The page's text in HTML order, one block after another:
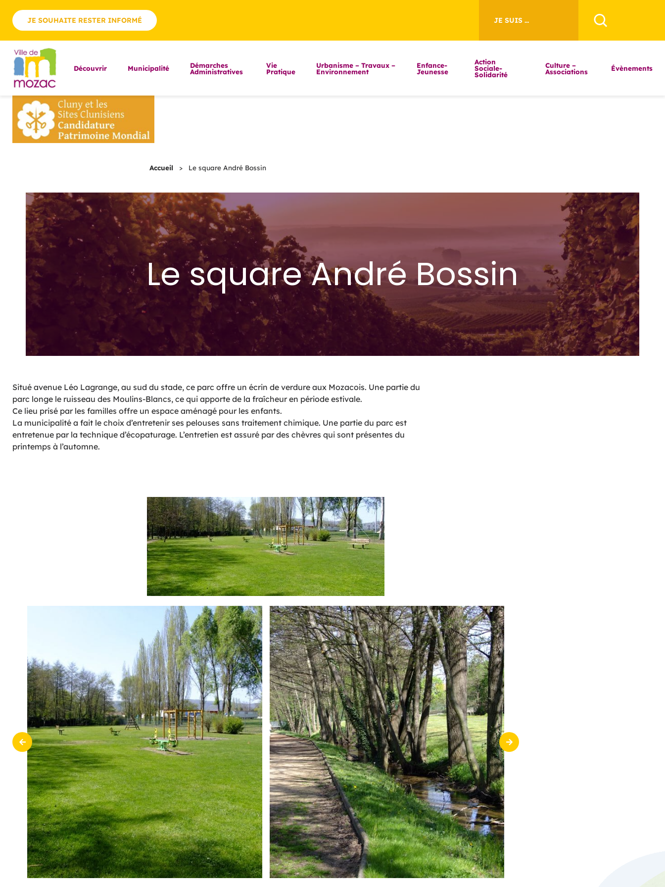
JE SOUHAITE RESTER INFORMÉ JE SUIS ...
Découvrir Municipalité Démarches
Administratives
Vie
Pratique
Urbanisme – Travaux –
Environnement
Enfance-
Jeunesse
Action
Sociale-
Solidarité
Culture –
Associations Évènements
Accueil > Le square André Bossin
Le square André Bossin
Situé avenue Léo Lagrange, au sud du stade, ce parc offre un écrin de verdure aux Mozacois. Une partie du
parc longe le ruisseau des Moulins-Blancs, ce qui apporte de la fraîcheur en période estivale.
Ce lieu prisé par les familles offre un espace aménagé pour les enfants.
La municipalité a fait le choix d’entretenir ses pelouses sans traitement chimique. Une partie du parc est
entretenue par la technique d’écopaturage. L’entretien est assuré par des chèvres qui sont présentes du
printemps à l’automne.